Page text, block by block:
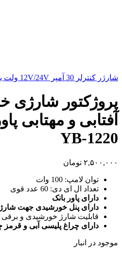
شارژر کنترلر 30 آمپر 12V/24V ولت یورونت EURONET
پروژکتور شارژی
آفتابی و مهتابی
YB-1220
۲,۵۰۰,۰۰۰ تومان
توان لامپ: 100 وات
تعداد ال ای دی: 60 عدد قوی
دارای پاور بانک
دارای پنل خورشیدی جهت شارژ
قابلیت شارژ خورشیدی و برقی
دارای چراغ پلیسی آبی و
موجود در انبار